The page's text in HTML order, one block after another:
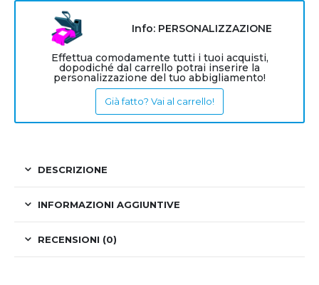
Info: PERSONALIZZAZIONE
Effettua comodamente tutti i tuoi acquisti,
dopodiché dal carrello potrai inserire la
personalizzazione del tuo abbigliamento!
Già fatto? Vai al carrello!
DESCRIZIONE
INFORMAZIONI AGGIUNTIVE
RECENSIONI (0)